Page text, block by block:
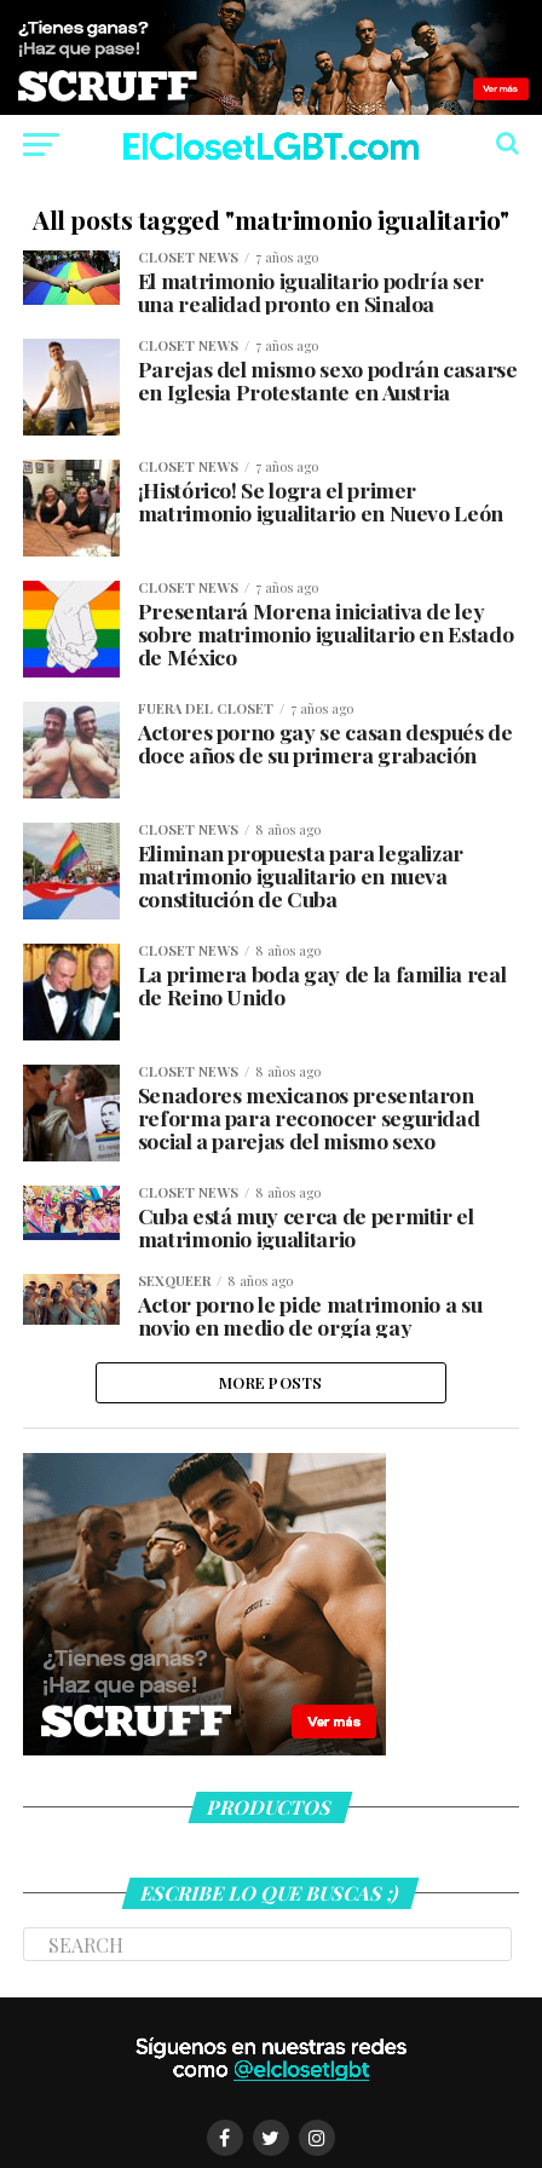
All posts tagged "matrimonio igualitario"
CLOSET NEWS 7 años ago
El matrimonio igualitario podría ser
una realidad pronto en Sinaloa
CLOSET NEWS 7 años ago
Parejas del mismo sexo podrán casarse
en Iglesia Protestante en Austria
CLOSET NEWS 7 años ago
¡Histórico! Se logra el primer
matrimonio igualitario en Nuevo León
CLOSET NEWS 7 años ago
Presentará Morena iniciativa de ley
sobre matrimonio igualitario en Estado
de México
FUERA DEL CLOSET 7 años ago
Actores porno gay se casan después de
doce años de su primera grabación
CLOSET NEWS 8 años ago
Eliminan propuesta para legalizar
matrimonio igualitario en nueva
constitución de Cuba
CLOSET NEWS 8 años ago
La primera boda gay de la familia real
de Reino Unido
CLOSET NEWS 8 años ago
Senadores mexicanos presentaron
reforma para reconocer seguridad
social a parejas del mismo sexo
CLOSET NEWS 8 años ago
Cuba está muy cerca de permitir el
matrimonio igualitario
SEXQUEER 8 años ago
Actor porno le pide matrimonio a su
novio en medio de orgía gay
MORE POSTS
PRODUCTOS
ESCRIBE LO QUE BUSCAS ;)